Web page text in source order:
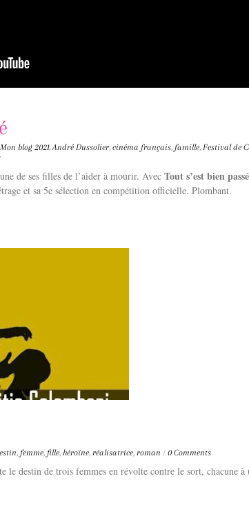
Mon blog 2021,André Dussolier, cinéma français, famille, Festival de
de ses filles de l’aider à mourir. Avec Tout s’est bien passé
et sa 5e sélection en compétition officielle. Plombant.
, femme, fille, héroïne, réalisatrice, roman / 0 Comments
le destin de trois femmes en révolte contre le sort, chacune à